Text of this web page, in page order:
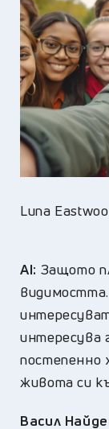
Luna
AI: Защото
интересува
постепенно
живота си
Васил